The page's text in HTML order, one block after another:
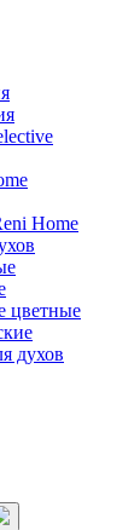
Home
цветные
духов